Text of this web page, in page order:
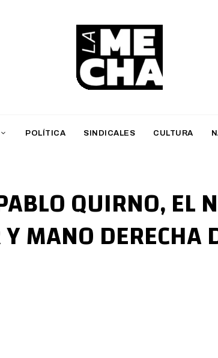
a
M
h
a
POLÍTICA SINDICALES CULTURA
QUIRNO, EL
MANO DERECHA